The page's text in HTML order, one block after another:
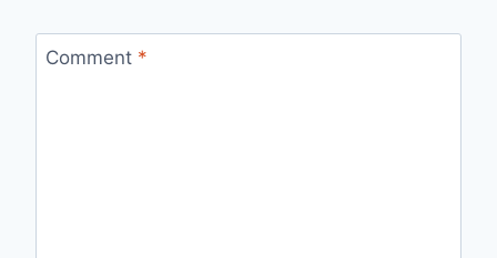
Comment *